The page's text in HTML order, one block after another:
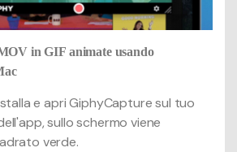
in GIF animate usando
e apri GiphyCapture sul tuo
sullo schermo viene
verde.